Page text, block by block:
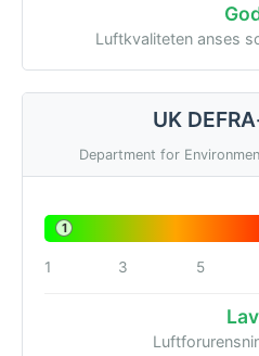
Luftkvaliteten anses
UK
Department for
1
1 3 5
Lav